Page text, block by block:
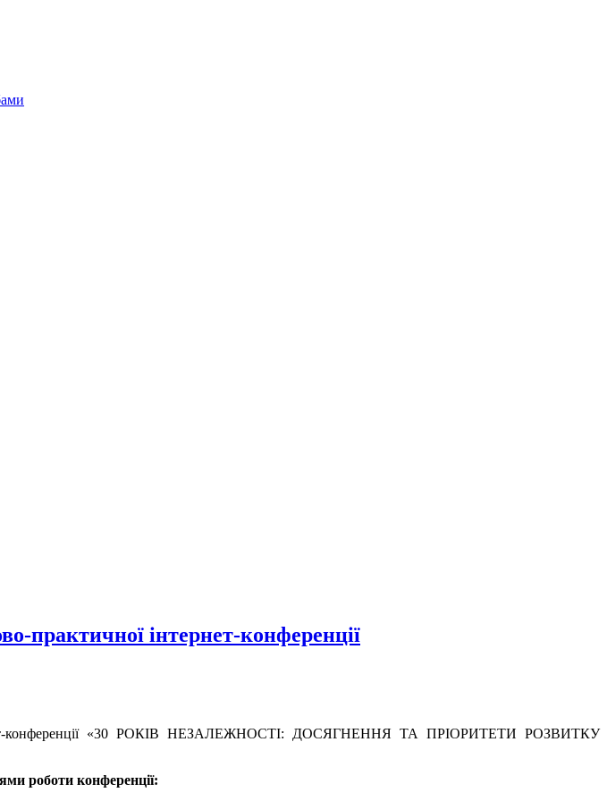
практичної інтернет-конференції
конференції «30 РОКІВ НЕЗАЛЕЖНОСТІ: ДОСЯГНЕННЯ ТА ПРІОРИТЕТИ РОЗВИТКУ
роботи конференції: